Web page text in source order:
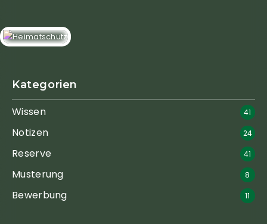
Kategorien
Wissen 41
Notizen 24
Reserve 41
Musterung 8
Bewerbung 11